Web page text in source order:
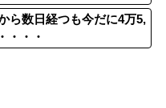
ら数日経つも今だに4万5,
・・・